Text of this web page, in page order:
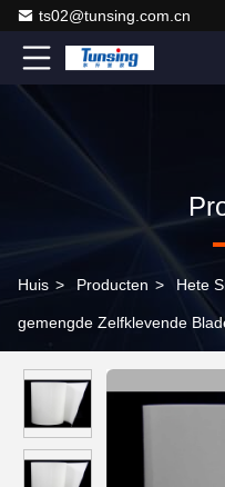
ts02@tunsing.com.cn
Huis > Producten > Hete
gemengde Zelfklevende